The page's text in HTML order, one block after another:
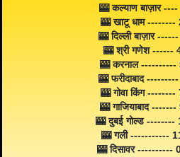
🎰 कल्याण बाज़ार
🎰 खाटू धाम --------
🎰 दिल्ली बाज़ार
🎰 श्री गणेश ------
🎰 करनाल ----------
🎰 फरीदाबाद
🎰 गोवा किंग
🎰 गाजियाबाद
🎰 दुबई गोल्ड --------
🎰 गली -----------
🎰 दिसावर ----------